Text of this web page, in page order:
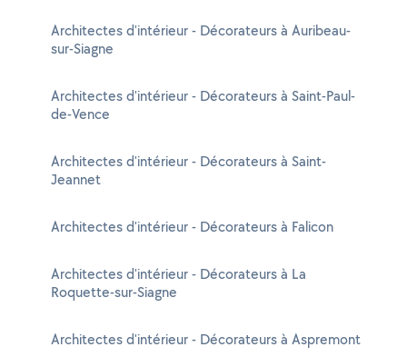
Architectes d'intérieur - Décorateurs à Auribeau-
sur-Siagne
Architectes d'intérieur - Décorateurs à Saint-Paul-
de-Vence
Architectes d'intérieur - Décorateurs à Saint-
Jeannet
Architectes d'intérieur - Décorateurs à Falicon
Architectes d'intérieur - Décorateurs à La
Roquette-sur-Siagne
Architectes d'intérieur - Décorateurs à Aspremont